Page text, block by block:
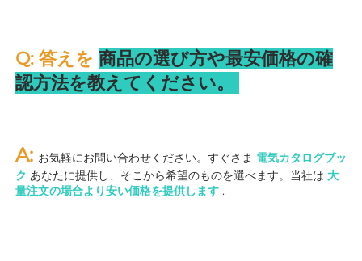
Q: 答えを 商品の選び方や最安価格の確
認方法を教えてください。
A: お気軽にお問い合わせください。すぐさま 電気カタログブッ
ク あなたに提供し、そこから希望のものを選べます。当社は 大
量注文の場合より安い価格を提供します .